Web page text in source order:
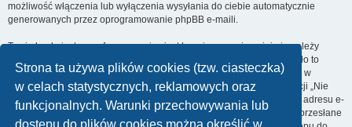
Strona ta używa plików cookies (tzw. ciasteczka)
w celach statystycznych, reklamowych oraz
funkcjonalnych. Warunki przechowywania lub
dostępu do plików cookies można określić w
możliwość włączenia lub wyłączenia wysyłania do ciebie automatycznie
generowanych przez oprogramowanie phpBB e-maili.
Twoje hasło jest zaszyfrowane, więc jest bezpieczne, niemniej nie należy
używać tego samego hasła na różnych witrynach internetowych. Hasło to
umożliwia dostęp do twojego konta na „WANDEX.PL”, więc chroń je i w
żadnym wypadku nie podawajnikomu . Jeśli je zapomnisz, użyj funkcji „Nie
pamiętam hasła”. Witryna poprosi cię o podanie nazwy użytkownika i adresu e-
mail. Po podaniu tych danych zostanie wygenerowane nowe hasło i przesłane